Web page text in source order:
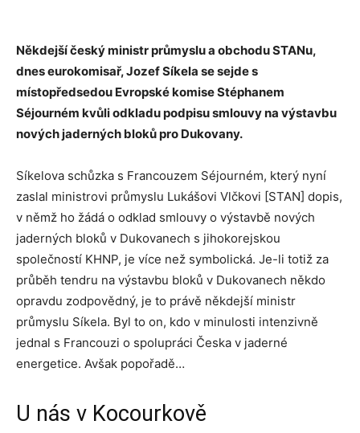
Někdejší český ministr průmyslu a obchodu STANu,
dnes eurokomisař, Jozef Síkela se sejde s
místopředsedou Evropské komise Stéphanem
Séjourném kvůli odkladu podpisu smlouvy na výstavbu
nových jaderných bloků pro Dukovany.
Síkelova schůzka s Francouzem Séjourném, který nyní
zaslal ministrovi průmyslu Lukášovi Vlčkovi [STAN] dopis,
v němž ho žádá o odklad smlouvy o výstavbě nových
jaderných bloků v Dukovanech s jihokorejskou
společností KHNP, je více než symbolická. Je-li totiž za
průběh tendru na výstavbu bloků v Dukovanech někdo
opravdu zodpovědný, je to právě někdejší ministr
průmyslu Síkela. Byl to on, kdo v minulosti intenzivně
jednal s Francouzi o spolupráci Česka v jaderné
energetice. Avšak popořadě…
U nás v Kocourkově